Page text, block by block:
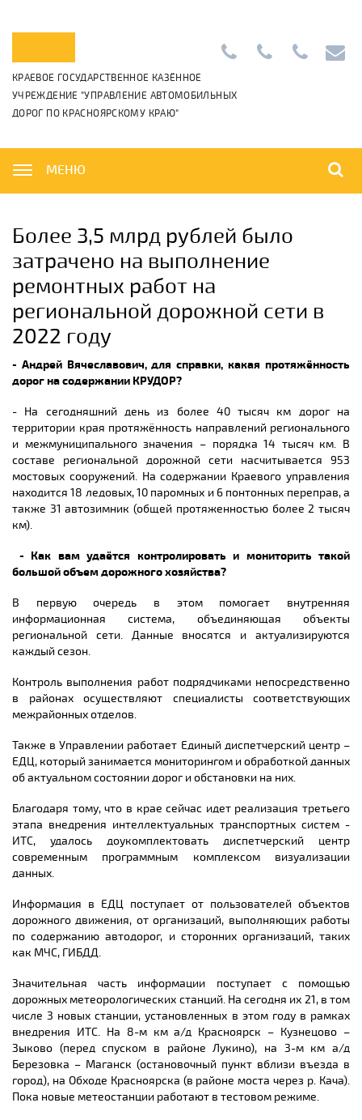
КРАЕВОЕ ГОСУДАРСТВЕННОЕ КАЗЁННОЕ
УЧРЕЖДЕНИЕ "УПРАВЛЕНИЕ АВТОМОБИЛЬНЫХ
ДОРОГ ПО КРАСНОЯРСКОМУ КРАЮ"
+7
42-
01
42-
МЕНЮ
Более 3,5 млрд рублей было
затрачено на выполнение
ремонтных работ на
региональной дорожной сети в
2022 году
- Андрей Вячеславович, для справки, какая протяжённость
дорог на содержании КРУДОР?
- На сегодняшний день из более 40 тысяч км дорог на
территории края протяжённость направлений регионального
и межмуниципального значения – порядка 14 тысяч км. В
составе региональной дорожной сети насчитывается 953
мостовых сооружений. На содержании Краевого управления
находится 18 ледовых, 10 паромных и 6 понтонных переправ, а
также 31 автозимник (общей протяженностью более 2 тысяч
км).
- Как вам удаётся контролировать и мониторить такой
большой объем дорожного хозяйства?
В первую очередь в этом помогает внутренняя
информационная система, объединяющая объекты
региональной сети. Данные вносятся и актуализируются
каждый сезон.
Контроль выполнения работ подрядчиками непосредственно
в районах осуществляют специалисты соответствующих
межрайонных отделов.
Также в Управлении работает Единый диспетчерский центр –
ЕДЦ, который занимается мониторингом и обработкой данных
об актуальном состоянии дорог и обстановки на них.
Благодаря тому, что в крае сейчас идет реализация третьего
этапа внедрения интеллектуальных транспортных систем -
ИТС, удалось доукомплектовать диспетчерский центр
современным программным комплексом визуализации
данных.
Информация в ЕДЦ поступает от пользователей объектов
дорожного движения, от организаций, выполняющих работы
по содержанию автодорог, и сторонних организаций, таких
как МЧС, ГИБДД.
Значительная часть информации поступает с помощью
дорожных метеорологических станций. На сегодня их 21, в том
числе 3 новых станции, установленных в этом году в рамках
внедрения ИТС. На 8-м км а/д Красноярск – Кузнецово –
Зыково (перед спуском в районе Лукино), на 3-м км а/д
Березовка – Маганск (остановочный пункт вблизи въезда в
город), на Обходе Красноярска (в районе моста через р. Кача).
Пока новые метеостанции работают в тестовом режиме.